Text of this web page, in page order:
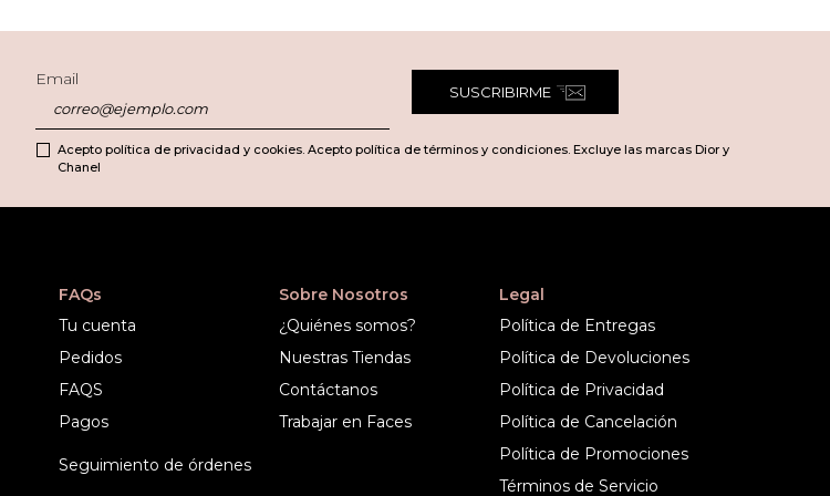
Email
SUSCRIBIRME
Acepto política de privacidad y cookies. Acepto política de términos y condiciones. Excluye las marcas Dior y
Chanel
FAQs
Tu cuenta
Pedidos
FAQS
Pagos
Seguimiento de órdenes
Sobre Nosotros
¿Quiénes somos?
Nuestras Tiendas
Contáctanos
Trabajar en Faces
Legal
Política de Entregas
Política de Devoluciones
Política de Privacidad
Política de Cancelación
Política de Promociones
Términos de Servicio